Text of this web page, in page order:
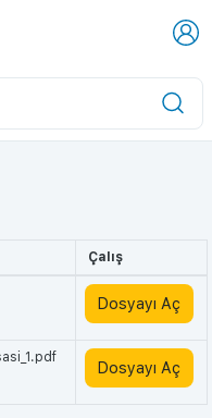
Çalış
Dosyayı Aç
Dosyayı Aç